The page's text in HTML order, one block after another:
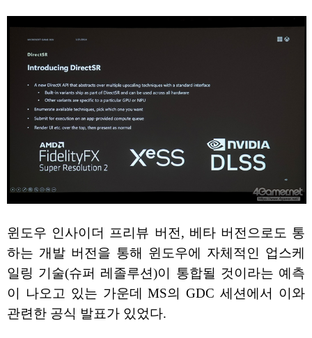
윈도우 인사이더 프리뷰 버전, 베타 버전으로도 통
하는 개발 버전을 통해 윈도우에 자체적인 업스케
일링 기술(슈퍼 레졸루션)이 통합될 것이라는 예측
이 나오고 있는 가운데 MS의 GDC 세션에서 이와
관련한 공식 발표가 있었다.